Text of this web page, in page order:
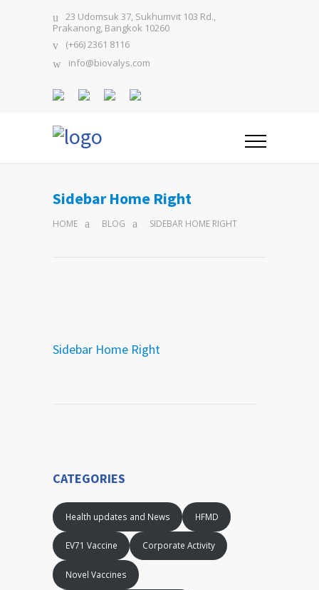
23 Udomsuk 37, Sukhumvit 103 Rd.,
Prakanong, Bangkok 10260
(+66) 2361 8116
info@biovalys.com
Sidebar Home Right
HOME BLOG SIDEBAR HOME RIGHT
Sidebar Home Right
CATEGORIES
Health updates and News HFMD
EV71 Vaccine Corporate Activity
Novel Vaccines